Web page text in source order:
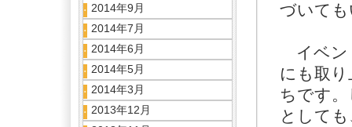
2014年9月
2014年7月
2014年6月
2014年5月
2014年3月
2013年12月
づいて
イベン
にも取
ちです
として